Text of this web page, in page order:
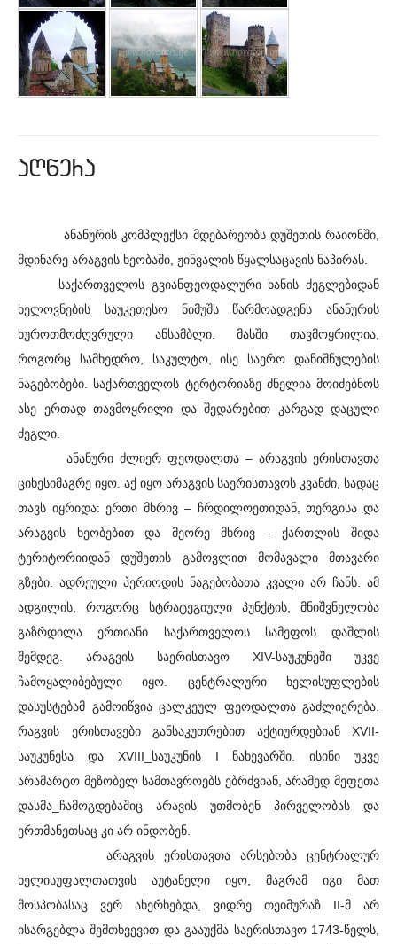
aRwera
ანანურის კომპლექსი მდებარეობს დუშეთის რაიონში,
მდინარე არაგვის ხეობაში, ჟინვალის წყალსაცავის ნაპირას.
საქართველოს გვიანფეოდალური ხანის ძეგლებიდან
ხელოვნების საუკეთესო ნიმუშს წარმოადგენს ანანურის
ხუროთმოძღვრული ანსამბლი. მასში თავმოყრილია,
როგორც სამხედრო, საკულტო, ისე საერო დანიშნულების
ნაგებობები. საქართველოს ტერტორიაზე ძნელია მოიძებნოს
ასე ერთად თავმოყრილი და შედარებით კარგად დაცული
ძეგლი.
ანანური ძლიერ ფეოდალთა – არაგვის ერისთავთა
ციხესიმაგრე იყო. აქ იყო არაგვის საერისთავოს კვანძი, სადაც
თავს იყრიდა: ერთი მხრივ – ჩრდილოეთიდან, თერგისა და
არაგვის ხეობებით და მეორე მხრივ - ქართლის შიდა
ტერიტორიიდან დუშეთის გამოვლით მომავალი მთავარი
გზები. ადრეული პერიოდის ნაგებობათა კვალი არ ჩანს. ამ
ადგილის, როგორც სტრატეგიული პუნქტის, მნიშვნელობა
გაზრდილა ერთიანი საქართველოს სამეფოს დაშლის
შემდეგ. არაგვის საერისთავო XIV-საუკუნეში უკვე
ჩამოყალიბებული იყო. ცენტრალური ხელისუფლების
დასუსტებამ გამოიწვია ცალკეულ ფეოდალთა გაძლიერება.
რაგვის ერისთავები განსაკუთრებით აქტიურდებიან XVII-
საუკუნესა და XVIII_საუკუნის I ნახევარში. ისინი უკვე
არამარტო მეზობელ სამთავროებს ებრძვიან, არამედ მეფეთა
დასმა_ჩამოგდებაშიც არავის უთმობენ პირველობას და
ერთმანეთსაც კი არ ინდობენ.
არაგვის ერისთავთა არსებობა ცენტრალურ
ხელისუფალთათვის აუტანელი იყო, მაგრამ იგი მათ
მოსპობასაც ვერ ახერხებდა, ვიდრე თეიმურაზ II-მ არ
ისარგებლა შემთხვევით და გააუქმა საერისთავო 1743-წელს,